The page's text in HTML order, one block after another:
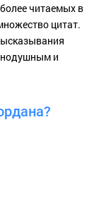
читаемых в
цитат.
и